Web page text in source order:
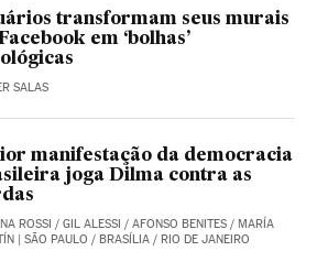
transformam seus murais
em ‘bolhas’
SALAS
manifestação da democracia
joga Dilma contra as
ROSSI / GIL ALESSI / AFONSO BENITES / MARÍA
| SÃO PAULO / BRASÍLIA / RIO DE JANEIRO